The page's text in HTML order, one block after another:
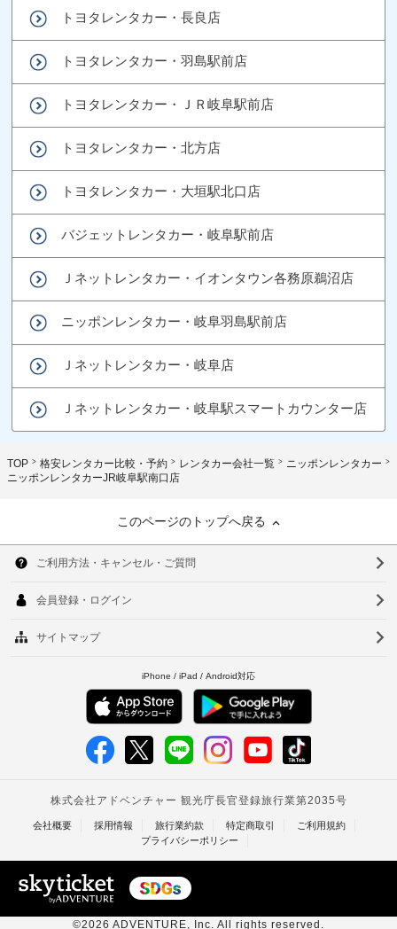
トヨタレンタカー・長良店
トヨタレンタカー・羽島駅前店
トヨタレンタカー・ＪＲ岐阜駅前店
トヨタレンタカー・北方店
トヨタレンタカー・大垣駅北口店
バジェットレンタカー・岐阜駅前店
Ｊネットレンタカー・イオンタウン各務原鵜沼店
ニッポンレンタカー・岐阜羽島駅前店
Ｊネットレンタカー・岐阜店
Ｊネットレンタカー・岐阜駅スマートカウンター店
TOP 格安レンタカー比較・予約 レンタカー会社一覧
ニッポンレンタカー
ニッポンレンタカーJR岐阜駅南口店
このページのトップへ戻る